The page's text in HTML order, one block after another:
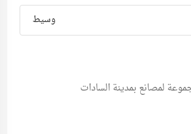
وسيط
لمصانع بمدينة السادات